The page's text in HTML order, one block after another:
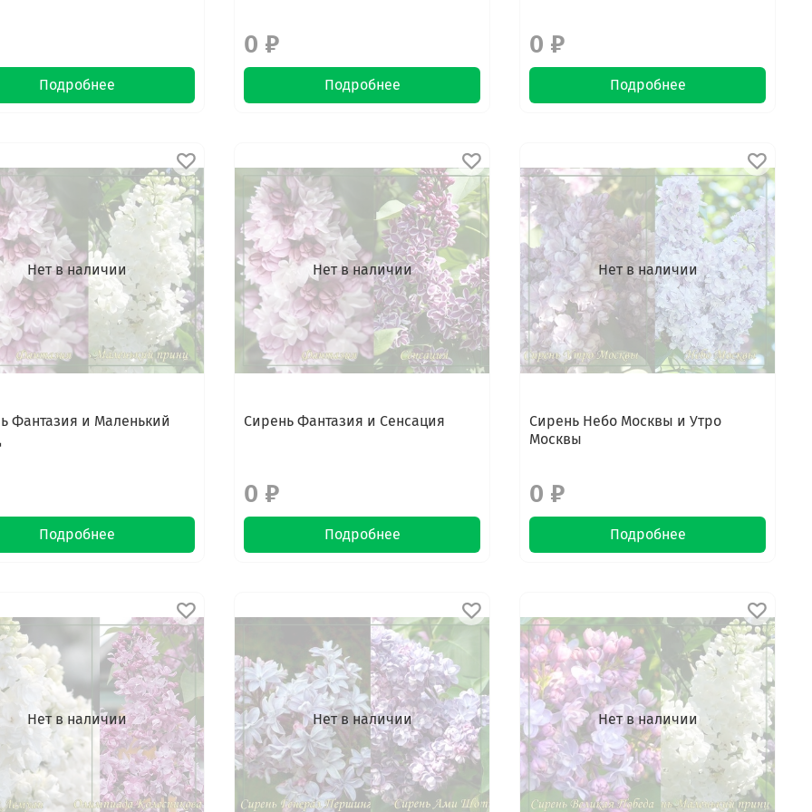
Подробнее
0 ₽
Подробнее
0 ₽
Подробнее
Нет в наличии
Фантазия и Маленький
Подробнее
Нет в наличии
Сирень Фантазия и Сенсация
0 ₽
Подробнее
Нет в наличии
Сирень Небо Москвы и Утро
Москвы
0 ₽
Подробнее
Нет в наличии Нет в наличии Нет в наличии